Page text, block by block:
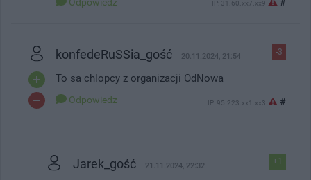
IP: 31.60.xx7.xx9
-3
konfedeRuSSia_gość 20.11.2024, 21:54
To sa chlopcy z organizacji OdNowa
Odpowiedz IP: 95.223.xx1.xx3 #
+1
Jarek_gość 21.11.2024, 22:32